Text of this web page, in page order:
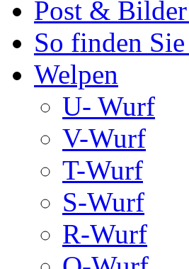
Post &
So finden
Welpen
U- Wurf
V-Wurf
T-Wurf
S-Wurf
R-Wurf